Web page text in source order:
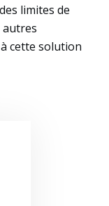
limites de
autres
cette solution